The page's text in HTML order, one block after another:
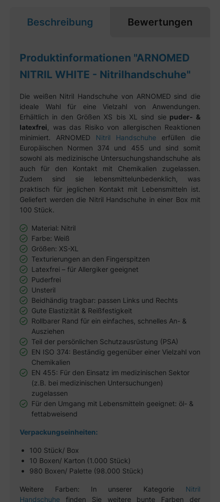
Beschreibung Bewertungen
Produktinformationen "ARNOMED
NITRIL WHITE - Nitrilhandschuhe"
Die weißen Nitril Handschuhe von ARNOMED sind die
ideale Wahl für eine Vielzahl von Anwendungen.
Erhältlich in den Größen XS bis XL sind siepuder- &
latexfrei, was das Risiko von allergischen Reaktionen
minimiert. ARNOMED Nitril Handschuhe erfüllen die
Europäischen Normen 374 und 455 und sind somit
sowohl als medizinische Untersuchungshandschuhe als
auch für den Kontakt mit Chemikalien zugelassen.
Zudem sind sie lebensmittelunbedenklich, was
praktisch für jeglichen Kontakt mit Lebensmitteln ist.
Geliefert werden die Nitril Handschuhe in einer Box mit
100 Stück.
Material: Nitril
Farbe: Weiß
Größen: XS-XL
Texturierungen an den Fingerspitzen
Latexfrei – für Allergiker geeignet
Puderfrei
Unsteril
Beidhändig tragbar: passen Links und Rechts
Gute Elastizität & Reißfestigkeit
Rollbarer Rand für ein einfaches, schnelles An- &
Ausziehen
Teil der persönlichen Schutzausrüstung (PSA)
EN ISO 374: Beständig gegenüber einer Vielzahl von
Chemikalien
EN 455: Für den Einsatz im medizinischen Sektor
(z.B. bei medizinischen Untersuchungen)
zugelassen
Für den Umgang mit Lebensmitteln geeignet: öl- &
fettabweisend
Verpackungseinheiten:
100 Stück/ Box
10 Boxen/ Karton (1.000 Stück)
980 Boxen/ Palette (98.000 Stück)
Weitere Farben: In unserer Kategorie Nitril
Handschuhe finden Sie weitere bunte Farben der